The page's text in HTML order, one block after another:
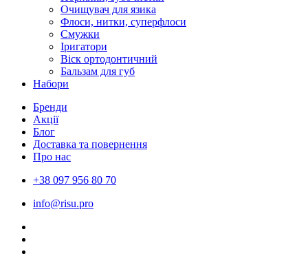
Очищувач для язика
Флоси, нитки, суперфлоси
Смужки
Іригатори
Віск ортодонтичний
Бальзам для губ
Набори
Бренди
Акції
Блог
Доставка та повернення
Про нас
+38 097 956 80 70
info@risu.pro